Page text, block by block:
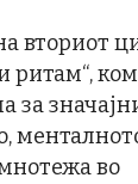
вториот
ритам“,
за
во